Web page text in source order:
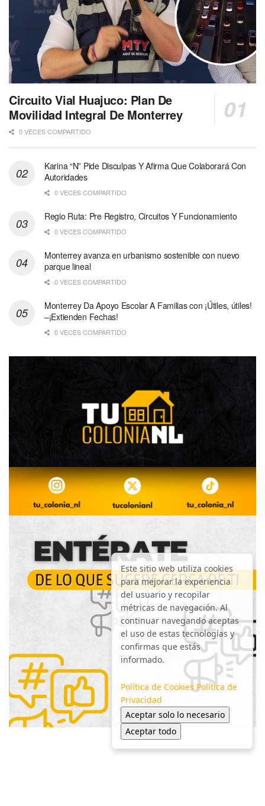
Circuito Vial Huajuco: Plan De
Movilidad Integral De Monterrey
0 VECES COMPARTIDO
Karina “N” Pide Disculpas Y Afirma Que Colaborará Con
Autoridades
0 VECES COMPARTIDO
Regio Ruta: Pre Registro, Circuitos Y Funcionamiento
0 VECES COMPARTIDO
Monterrey avanza en urbanismo sostenible con nuevo
parque lineal
0 VECES COMPARTIDO
Monterrey Da Apoyo Escolar A Familias con ¡Útiles, útiles!
–¡Extienden Fechas!
0 VECES COMPARTIDO
Este sitio web utiliza cookies
para mejorar la experiencia
del usuario y recopilar
métricas de navegación. Al
continuar navegando aceptas
el uso de estas tecnologías y
confirmas que estás
informado.
Política de Cookies Política de
Privacidad
Aceptar solo lo necesario
Aceptar todo